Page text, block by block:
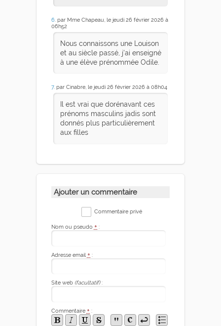
6. par Mme Chapeau, le jeudi 26 février 2026 à
06h52
Nous connaissons une Louison
et au siècle passé, j'ai enseigné
à une élève prénommée Odile.
7. par Cinabre, le jeudi 26 février 2026 à 08h04
Il est vrai que dorénavant ces
prénoms masculins jadis sont
donnés plus particulièrement
aux filles
Ajouter un commentaire
Commentaire privé
Nom ou pseudo * :
Adresse email * :
Site web (facultatif):
Commentaire * :